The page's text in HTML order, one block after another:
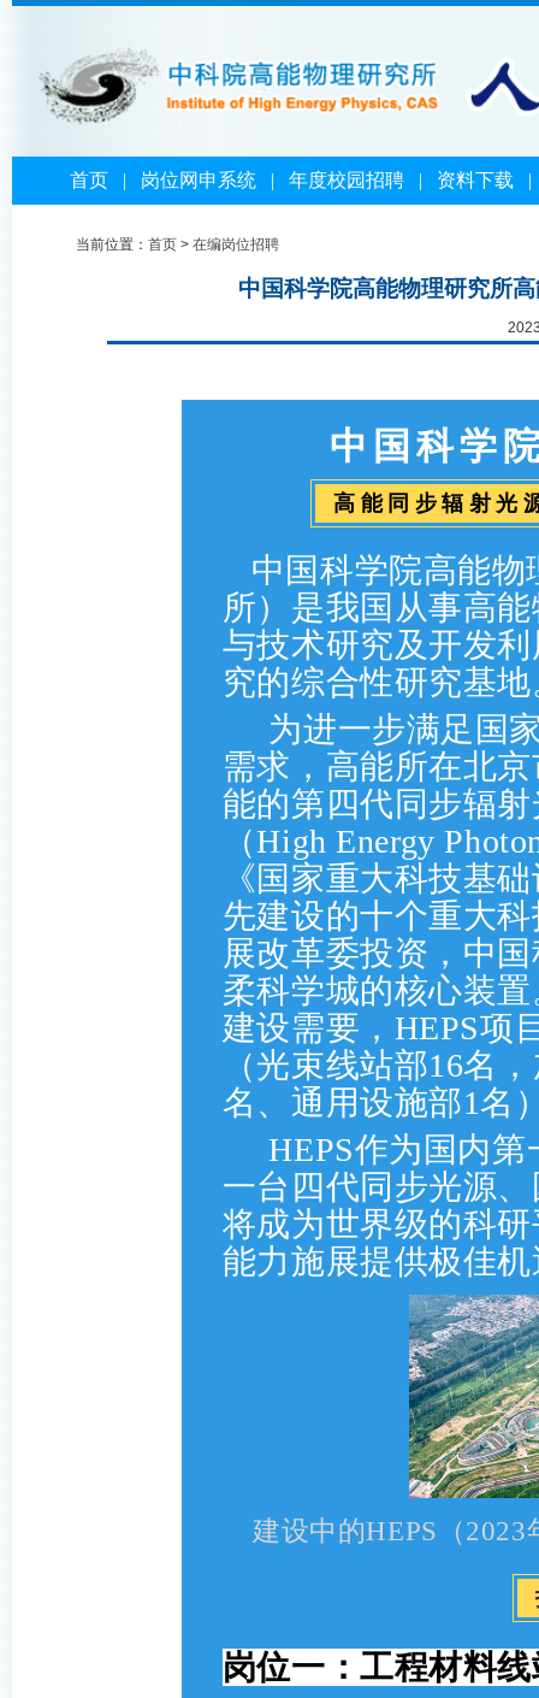
首页| 岗位网申系统| 年度校园招聘| 资料下载
当前位置： 首页 > 在编岗位招聘
中国科学院高能物理研究所
中国科学
高能同步辐射光
中国科学院高能
所）是我国从事高
与技术研究及开发
究的综合性研究基
为进一步满足国
需求，高能所在北
能的第四代同步辐
（High Energy
《国家重大科技基
先建设的十个重大
展改革委投资，中
柔科学城的核心装
建设需要，HEPS项
（光束线站部16名
名、通用设施部1名
HEPS作为国内
一台四代同步光源
将成为世界级的科
能力施展提供极佳
建设中的HEPS（
岗位一：工程材料